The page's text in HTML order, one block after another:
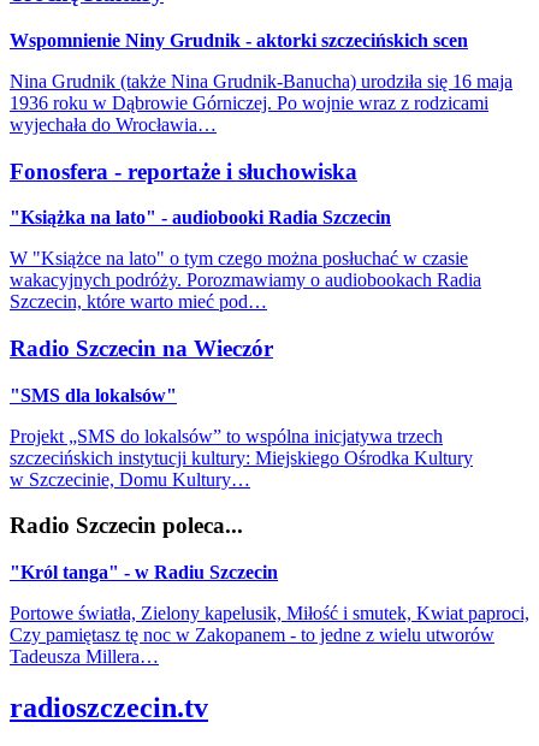
Wspomnienie Niny Grudnik - aktorki szczecińskich scen
Nina Grudnik (także Nina Grudnik-Banucha) urodziła się 16 maja
1936 roku w Dąbrowie Górniczej. Po wojnie wraz z rodzicami
wyjechała do Wrocławia…
Fonosfera - reportaże i słuchowiska
"Książka na lato" - audiobooki Radia Szczecin
W "Książce na lato" o tym czego można posłuchać w czasie
wakacyjnych podróży. Porozmawiamy o audiobookach Radia
Szczecin, które warto mieć pod…
Radio Szczecin na Wieczór
"SMS dla lokalsów"
Projekt „SMS do lokalsów” to wspólna inicjatywa trzech
szczecińskich instytucji kultury: Miejskiego Ośrodka Kultury
w Szczecinie, Domu Kultury…
Radio Szczecin poleca...
"Król tanga" - w Radiu Szczecin
Portowe światła, Zielony kapelusik, Miłość i smutek, Kwiat paproci,
Czy pamiętasz tę noc w Zakopanem - to jedne z wielu utworów
Tadeusza Millera…
radioszczecin.tv